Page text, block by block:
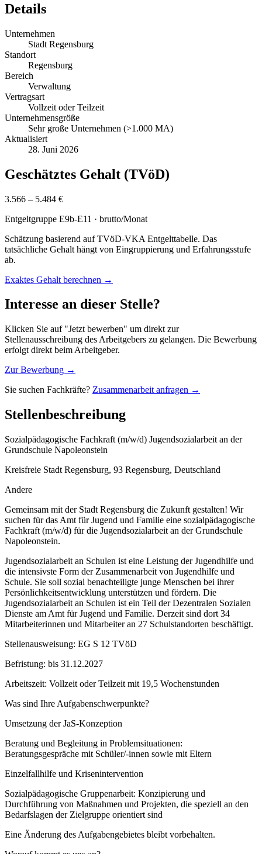
Details
Unternehmen
Stadt Regensburg
Standort
Regensburg
Bereich
Verwaltung
Vertragsart
Vollzeit oder Teilzeit
Unternehmensgröße
Sehr große Unternehmen (>1.000 MA)
Aktualisiert
28. Juni 2026
Geschätztes Gehalt (TVöD)
3.566 – 5.484 €
Entgeltgruppe E9b-E11 · brutto/Monat
Schätzung basierend auf TVöD-VKA Entgelttabelle. Das
tatsächliche Gehalt hängt von Eingruppierung und Erfahrungsstufe
ab.
Exaktes Gehalt berechnen →
Interesse an dieser Stelle?
Klicken Sie auf "Jetzt bewerben" um direkt zur
Stellenausschreibung des Arbeitgebers zu gelangen. Die Bewerbung
erfolgt direkt beim Arbeitgeber.
Zur Bewerbung →
Sie suchen Fachkräfte? Zusammenarbeit anfragen →
Stellenbeschreibung
Sozialpädagogische Fachkraft (m/w/d) Jugendsozialarbeit an der
Grundschule Napoleonstein
Kreisfreie Stadt Regensburg, 93 Regensburg, Deutschland
Andere
Gemeinsam mit der Stadt Regensburg die Zukunft gestalten! Wir
suchen für das Amt für Jugend und Familie eine sozialpädagogische
Fachkraft (m/w/d) für die Jugendsozialarbeit an der Grundschule
Napoleonstein.
Jugendsozialarbeit an Schulen ist eine Leistung der Jugendhilfe und
die intensivste Form der Zusammenarbeit von Jugendhilfe und
Schule. Sie soll sozial benachteiligte junge Menschen bei ihrer
Persönlichkeitsentwicklung unterstützen und fördern. Die
Jugendsozialarbeit an Schulen ist ein Teil der Dezentralen Sozialen
Dienste am Amt für Jugend und Familie. Derzeit sind dort 34
Mitarbeiterinnen und Mitarbeiter an 27 Schulstandorten beschäftigt.
Stellenausweisung: EG S 12 TVöD
Befristung: bis 31.12.2027
Arbeitszeit: Vollzeit oder Teilzeit mit 19,5 Wochenstunden
Was sind Ihre Aufgabenschwerpunkte?
Umsetzung der JaS-Konzeption
Beratung und Begleitung in Problemsituationen:
Beratungsgespräche mit Schüler/-innen sowie mit Eltern
Einzelfallhilfe und Krisenintervention
Sozialpädagogische Gruppenarbeit: Konzipierung und
Durchführung von Maßnahmen und Projekten, die speziell an den
Bedarfslagen der Zielgruppe orientiert sind
Eine Änderung des Aufgabengebietes bleibt vorbehalten.